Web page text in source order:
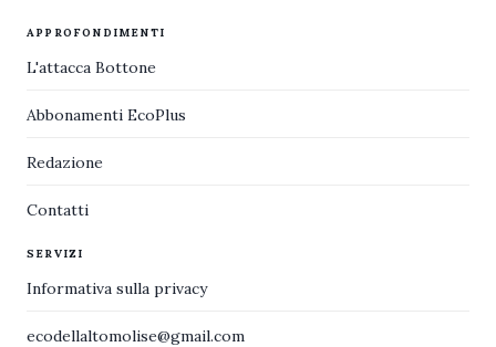
APPROFONDIMENTI
L'attacca Bottone
Abbonamenti EcoPlus
Redazione
Contatti
SERVIZI
Informativa sulla privacy
ecodellaltomolise@gmail.com